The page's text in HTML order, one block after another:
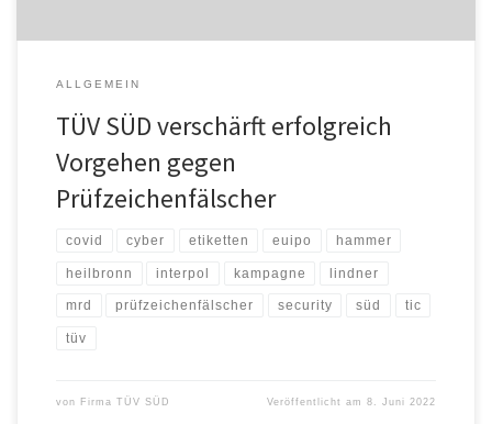
ALLGEMEIN
TÜV SÜD verschärft erfolgreich
Vorgehen gegen
Prüfzeichenfälscher
covid cyber etiketten euipo hammer
heilbronn interpol kampagne lindner
mrd prüfzeichenfälscher security süd tic
tüv
von Firma TÜV SÜD Veröffentlicht am8. Juni 2022